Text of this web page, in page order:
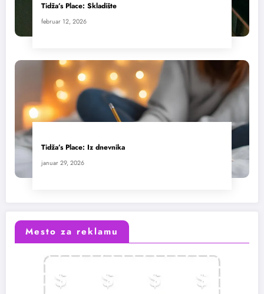
Tidža’s Place: Skladište
februar 12, 2026
Tidža’s Place: Iz dnevnika
januar 29, 2026
Mesto za reklamu